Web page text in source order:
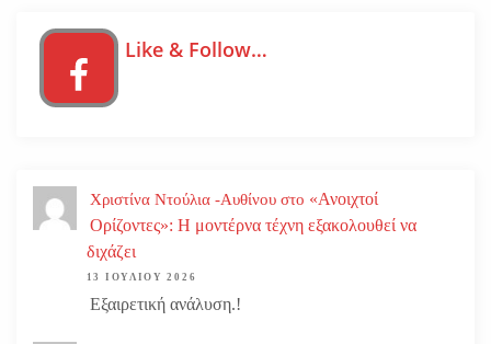
Like & Follow…
Χριστίνα Ντούλια -Αυθίνου στο «Ανοιχτοί
Ορίζοντες»: Η μοντέρνα τέχνη εξακολουθεί να
διχάζει
13 ΙΟΥΛΊΟΥ 2026
Εξαιρετική ανάλυση.!